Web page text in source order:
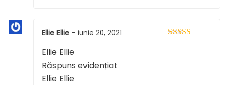
Ellie Ellie – iunie 20, 2021
Ellie Ellie
Răspuns evidențiat
Ellie Ellie